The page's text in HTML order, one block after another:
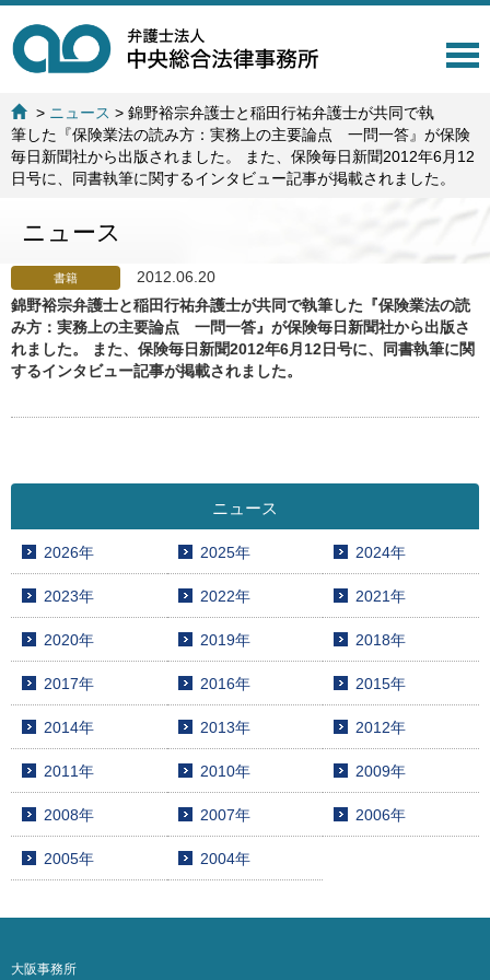
T
l
e
t
i
o
> ニュース >錦野裕宗弁護士と稲田行祐弁護士が共同で執
筆した『保険業法の読み方：実務上の主要論点 一問一答』が保険
毎日新聞社から出版されました。 また、保険毎日新聞2012年6月12
日号に、同書執筆に関するインタビュー記事が掲載されました。
ニュース
書籍
2012.06.20
錦野裕宗弁護士と稲田行祐弁護士が共同で執筆した『保険業法の読
み方：実務上の主要論点 一問一答』が保険毎日新聞社から出版さ
れました。 また、保険毎日新聞2012年6月12日号に、同書執筆に関
するインタビュー記事が掲載されました。
ニュース
2026年 2025年 2024年
2023年 2022年 2021年
2020年 2019年 2018年
2017年 2016年 2015年
2014年 2013年 2012年
2011年 2010年 2009年
2008年 2007年 2006年
2005年 2004年
大阪事務所